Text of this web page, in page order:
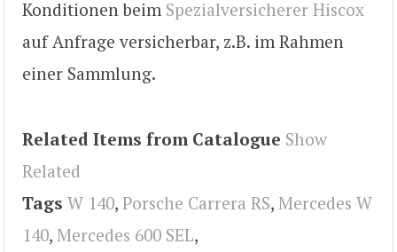
Konditionen beim Spezialversicherer Hiscox
auf Anfrage versicherbar, z.B. im Rahmen
einer Sammlung.
Related Items from Catalogue Show
Related
Tags W 140, Porsche Carrera RS, Mercedes W
140, Mercedes 600 SEL,